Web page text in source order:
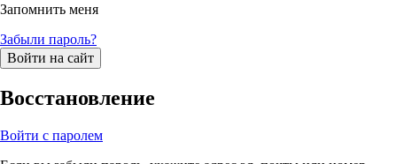
Запомнить меня
Забыли пароль?
Войти на сайт
Восстановление
Войти с паролем